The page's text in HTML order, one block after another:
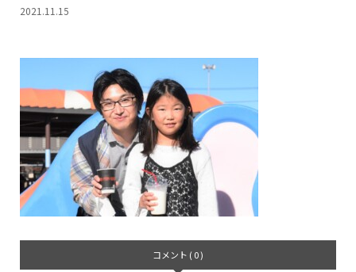
2021.11.15
コメント ( 0 )